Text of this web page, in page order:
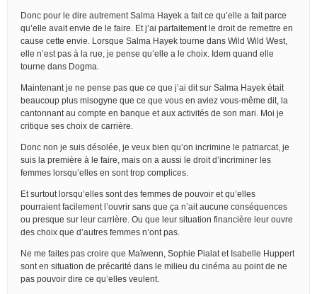
Donc pour le dire autrement Salma Hayek a fait ce qu’elle a fait parce
qu’elle avait envie de le faire. Et j’ai parfaitement le droit de remettre en
cause cette envie. Lorsque Salma Hayek tourne dans Wild Wild West,
elle n’est pas à la rue, je pense qu’elle a le choix. Idem quand elle
tourne dans Dogma.
Maintenant je ne pense pas que ce que j’ai dit sur Salma Hayek était
beaucoup plus misogyne que ce que vous en aviez vous-même dit, la
cantonnant au compte en banque et aux activités de son mari. Moi je
critique ses choix de carrière.
Donc non je suis désolée, je veux bien qu’on incrimine le patriarcat, je
suis la première à le faire, mais on a aussi le droit d’incriminer les
femmes lorsqu’elles en sont trop complices.
Et surtout lorsqu’elles sont des femmes de pouvoir et qu’elles
pourraient facilement l’ouvrir sans que ça n’ait aucune conséquences
ou presque sur leur carrière. Ou que leur situation financière leur ouvre
des choix que d’autres femmes n’ont pas.
Ne me faites pas croire que Maïwenn, Sophie Pialat et Isabelle Huppert
sont en situation de précarité dans le milieu du cinéma au point de ne
pas pouvoir dire ce qu’elles veulent.